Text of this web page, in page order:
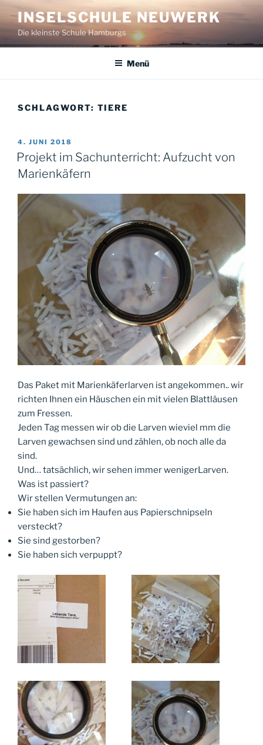
Zum
Inhalt
springen
INSELSCHULE NEUWERK
Die kleinste Schule Hamburgs
Menü
SCHLAGWORT: TIERE
VERÖFFENTLICHT
AM
4. JUNI 2018
Projekt im Sachunterricht: Aufzucht von
Marienkäfern
Das Paket mit Marienkäferlarven ist angekommen.. wir
richten Ihnen ein Häuschen ein mit vielen Blattläusen
zum Fressen.
Jeden Tag messen wir ob die Larven wieviel mm die
Larven gewachsen sind und zählen, ob noch alle da
sind.
Und… tatsächlich, wir sehen immer wenigerLarven.
Was ist passiert?
Wir stellen Vermutungen an:
Sie haben sich im Haufen aus Papierschnipseln
versteckt?
Sie sind gestorben?
Sie haben sich verpuppt?